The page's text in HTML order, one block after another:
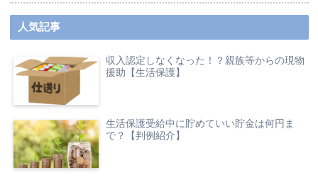
人気記事
収入認定しなくなった！？親族等からの現物
援助【生活保護】
生活保護受給中に貯めていい貯金は何円ま
で？【判例紹介】